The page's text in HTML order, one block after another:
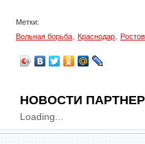
Метки:
Вольная борьба
Краснодар
НОВОСТИ
Loading...